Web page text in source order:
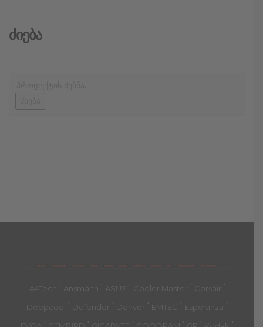
Ძიება
მთავარი კალათა
A4Tech ' Ansmann ' ASUS ' Cooler Master ' Corsair '
Deepcool ' Defender ' Denver ' EMTEC ' Esperanza '